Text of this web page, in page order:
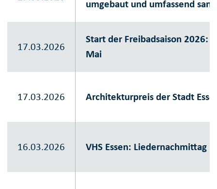
umgebaut und umfassend
17.03.2026
Start der Freibadsaison 2026:
Mai
17.03.2026 Architekturpreis der Stadt
16.03.2026 VHS Essen: Liedernachmittag